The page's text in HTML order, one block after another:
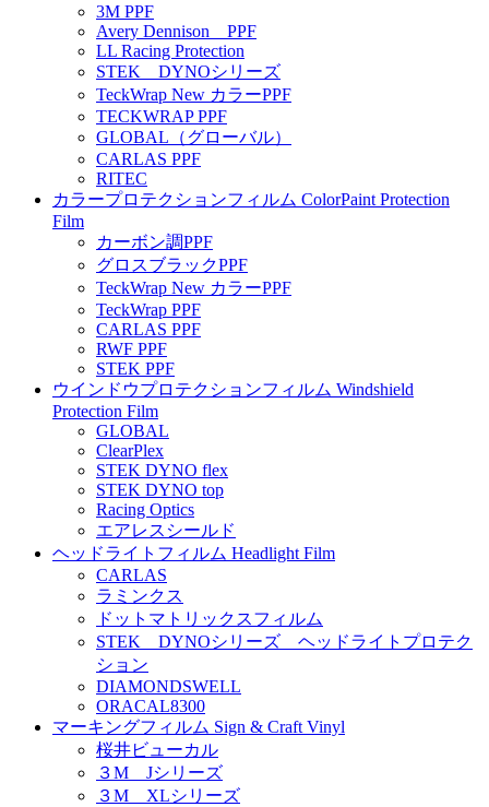
3M PPF
Avery Dennison PPF
LL Racing Protection
STEK DYNOシリーズ
TeckWrap New カラーPPF
TECKWRAP PPF
GLOBAL（グローバル）
CARLAS PPF
RITEC
カラープロテクションフィルム ColorPaint Protection
Film
カーボン調PPF
グロスブラックPPF
TeckWrap New カラーPPF
TeckWrap PPF
CARLAS PPF
RWF PPF
STEK PPF
ウインドウプロテクションフィルム Windshield
Protection Film
GLOBAL
ClearPlex
STEK DYNO flex
STEK DYNO top
Racing Optics
エアレスシールド
ヘッドライトフィルム Headlight Film
CARLAS
ラミンクス
ドットマトリックスフィルム
STEK DYNOシリーズ ヘッドライトプロテク
ション
DIAMONDSWELL
ORACAL8300
マーキングフィルム Sign & Craft Vinyl
桜井ビューカル
３M Jシリーズ
３M XLシリーズ